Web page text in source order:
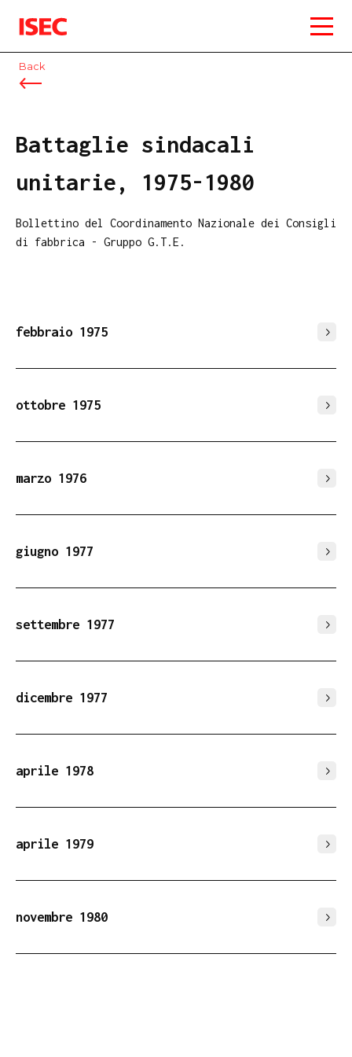
ISEC
Back
Battaglie sindacali
unitarie, 1975-1980
Bollettino del Coordinamento Nazionale dei Consigli
di fabbrica - Gruppo G.T.E.
febbraio 1975
ottobre 1975
marzo 1976
giugno 1977
settembre 1977
dicembre 1977
aprile 1978
aprile 1979
novembre 1980